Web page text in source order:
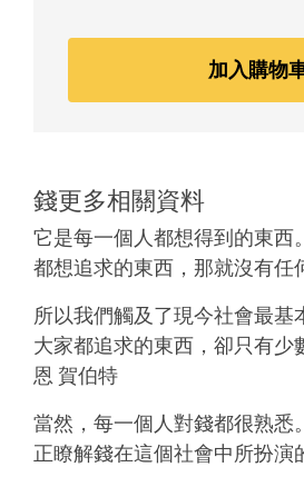
加入購物
錢更多相關資料
它是每一個人都想得到的東西
都想追求的東西，那就沒有任
所以我們觸及了現今社會最基
大家都追求的東西，卻只有少
恩 賀伯特
當然，每一個人對錢都很熟悉
正瞭解錢在這個社會中所扮演